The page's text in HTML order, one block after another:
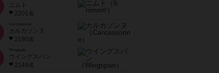
ニムト
2201名
Carcassonne
カルカソンヌ
2190名
Wingspan
ウイングスパン
2149名